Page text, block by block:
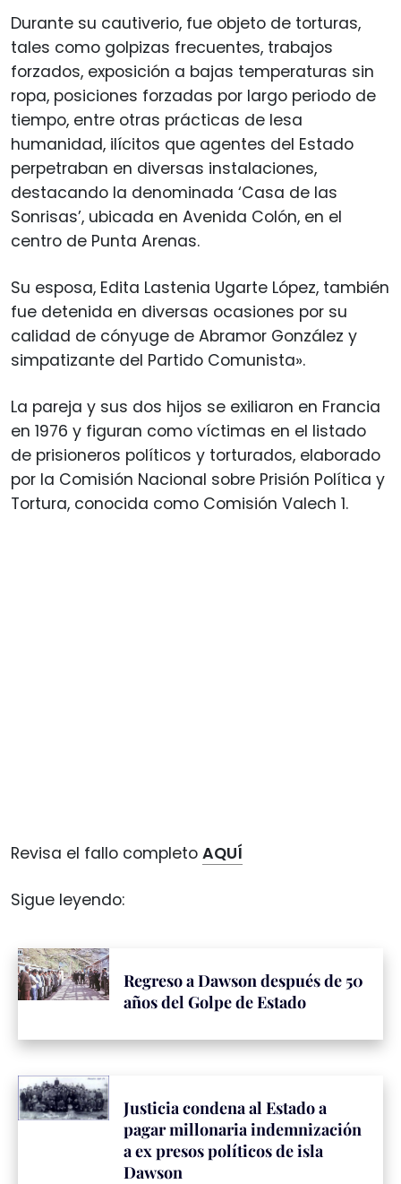
Durante su cautiverio, fue objeto de torturas,
tales como golpizas frecuentes, trabajos
forzados, exposición a bajas temperaturas sin
ropa, posiciones forzadas por largo periodo de
tiempo, entre otras prácticas de lesa
humanidad, ilícitos que agentes del Estado
perpetraban en diversas instalaciones,
destacando la denominada ‘Casa de las
Sonrisas’, ubicada en Avenida Colón, en el
centro de Punta Arenas.
Su esposa, Edita Lastenia Ugarte López, también
fue detenida en diversas ocasiones por su
calidad de cónyuge de Abramor González y
simpatizante del Partido Comunista».
La pareja y sus dos hijos se exiliaron en Francia
en 1976 y figuran como víctimas en el listado
de prisioneros políticos y torturados, elaborado
por la Comisión Nacional sobre Prisión Política y
Tortura, conocida como Comisión Valech 1.
Revisa el fallo completo AQUÍ
Sigue leyendo:
Regreso a Dawson después de 50
años del Golpe de Estado
Justicia condena al Estado a
pagar millonaria indemnización
a ex presos políticos de isla
Dawson